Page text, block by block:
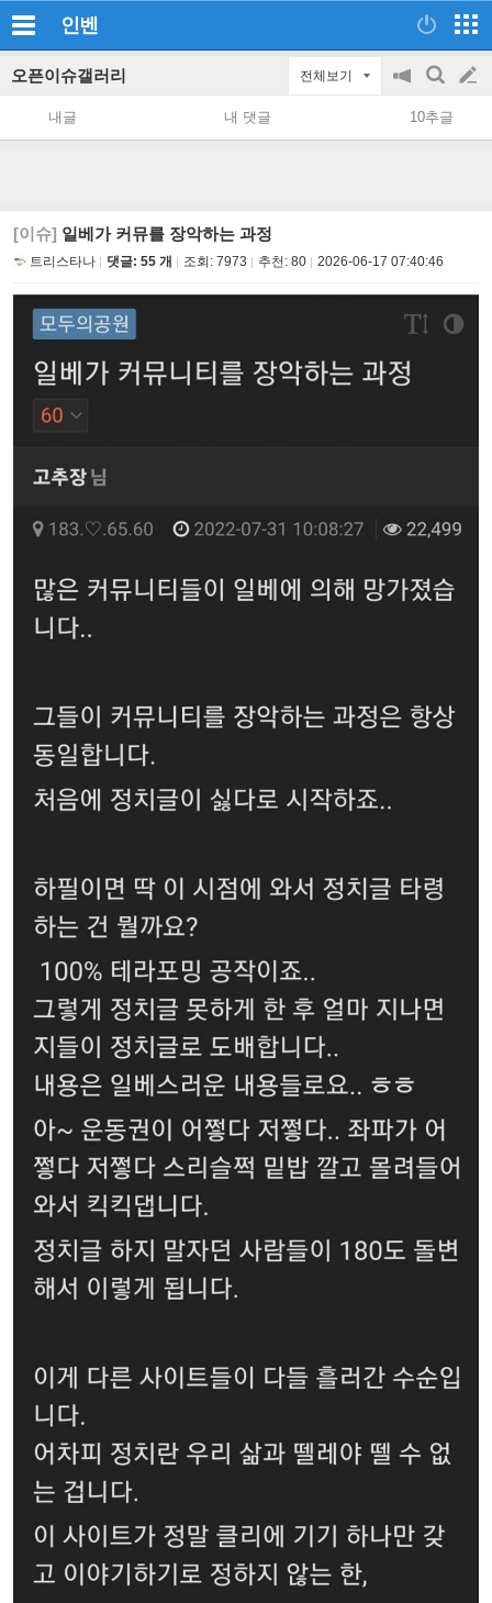
인벤
오픈이슈갤러리 전체보기
공
지
on/off
검
색
글
쓰
내글 내 댓글 10추글
[이슈] 일베가 커뮤를 장악하는 과정
트리스타나 댓글: 55 개 조회: 7973 추천: 80 2026-06-17 07:40:46